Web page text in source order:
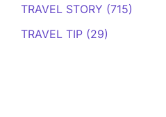
TRAVEL STORY (715)
TRAVEL TIP (29)